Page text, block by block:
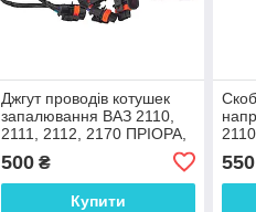
Джгут проводів котушек
запалювання ВАЗ 2110,
2111, 2112, 2170 ПРІОРА,
500₴
Купити
550